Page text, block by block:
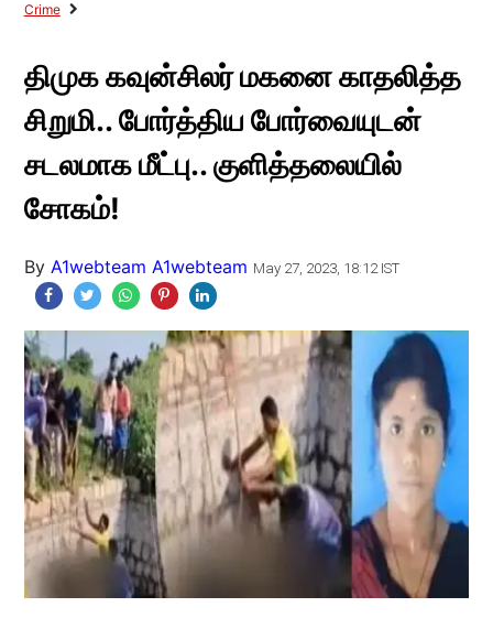
Crime
திமுக கவுன்சிலர் மகனை காதலித்த
சிறுமி.. போர்த்திய போர்வையுடன்
சடலமாக மீட்பு.. குளித்தலையில்
சோகம்!
By A1webteam A1webteam May 27, 2023, 18:12 IST